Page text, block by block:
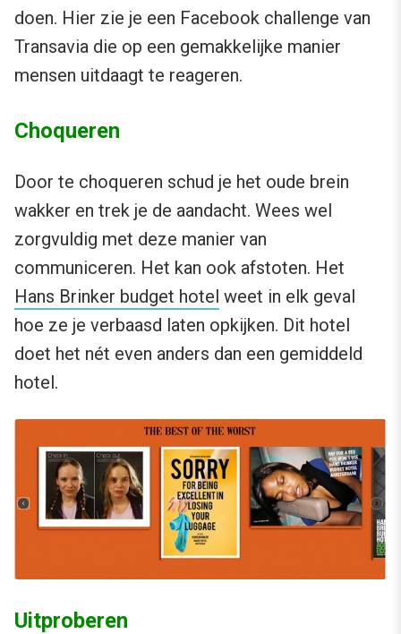
doen. Hier zie je een Facebook challenge van
Transavia die op een gemakkelijke manier
mensen uitdaagt te reageren.
Choqueren
Door te choqueren schud je het oude brein
wakker en trek je de aandacht. Wees wel
zorgvuldig met deze manier van
communiceren. Het kan ook afstoten. Het
Hans Brinker budget hotel weet in elk geval
hoe ze je verbaasd laten opkijken. Dit hotel
doet het nét even anders dan een gemiddeld
hotel.
Uitproberen